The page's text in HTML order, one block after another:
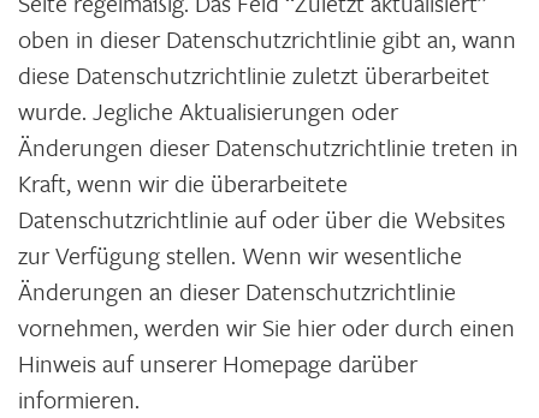
oben in dieser Datenschutzrichtlinie gibt an, wann
diese Datenschutzrichtlinie zuletzt überarbeitet
wurde. Jegliche Aktualisierungen oder
Änderungen dieser Datenschutzrichtlinie treten in
Kraft, wenn wir die überarbeitete
Datenschutzrichtlinie auf oder über die Websites
zur Verfügung stellen. Wenn wir wesentliche
Änderungen an dieser Datenschutzrichtlinie
vornehmen, werden wir Sie hier oder durch einen
Hinweis auf unserer Homepage darüber
informieren.